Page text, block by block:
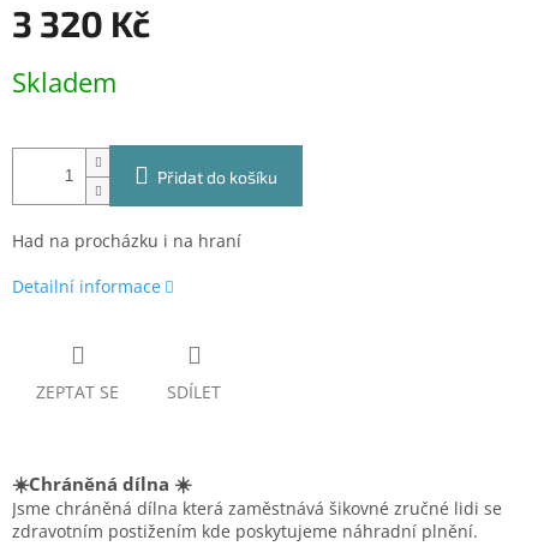
3 320 Kč
cena:
Skladem
Přidat do košíku
Had na procházku i na hraní
Detailní informace
ZEPTAT SE SDÍLET
☀️Chráněná dílna ☀️
Jsme chráněná dílna která zaměstnává šikovné zručné lidi se
zdravotním postižením kde poskytujeme náhradní plnění.